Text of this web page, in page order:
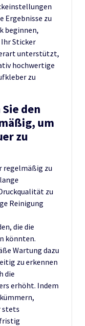
Ergebnisse zu
beginnen,
Sticker
unterstützt,
hochwertige
zu
den
um
zu
regelmäßig zu
zu
Reinigung
die die
könnten.
Wartung dazu
zu erkennen
die
erhöht. Indem
stets